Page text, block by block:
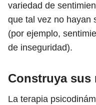
variedad de
que tal vez no hayan
(por ejemplo,
de inseguridad).
Construya sus
La terapia